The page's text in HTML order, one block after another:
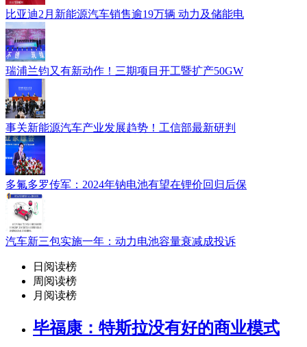
比亚迪2月新能源汽车销售逾19万辆 动力及储能电
瑞浦兰钧又有新动作！三期项目开工暨扩产50GW
事关新能源汽车产业发展趋势！工信部最新研判
多氟多罗传军：2024年钠电池有望在锂价回归后保
汽车新三包实施一年：动力电池容量衰减成投诉
日阅读榜
周阅读榜
月阅读榜
毕福康：特斯拉没有好的商业模式